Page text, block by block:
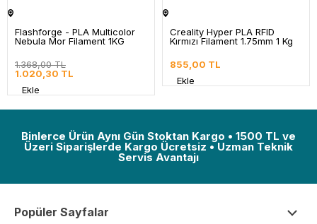
Flashforge - PLA Multicolor
Nebula Mor Filament 1KG
1.368,00 TL
1.020,30 TL
Ekle
Creality Hyper PLA RFID
Kırmızı Filament 1.75mm 1 Kg
855,00 TL
Ekle
Binlerce Ürün Aynı Gün Stoktan Kargo • 1500 TL ve
Üzeri Siparişlerde Kargo Ücretsiz • Uzman Teknik
Servis Avantajı
Popüler Sayfalar